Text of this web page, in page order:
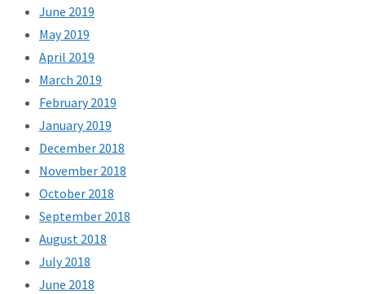
June 2019
May 2019
April 2019
March 2019
February 2019
January 2019
December 2018
November 2018
October 2018
September 2018
August 2018
July 2018
June 2018